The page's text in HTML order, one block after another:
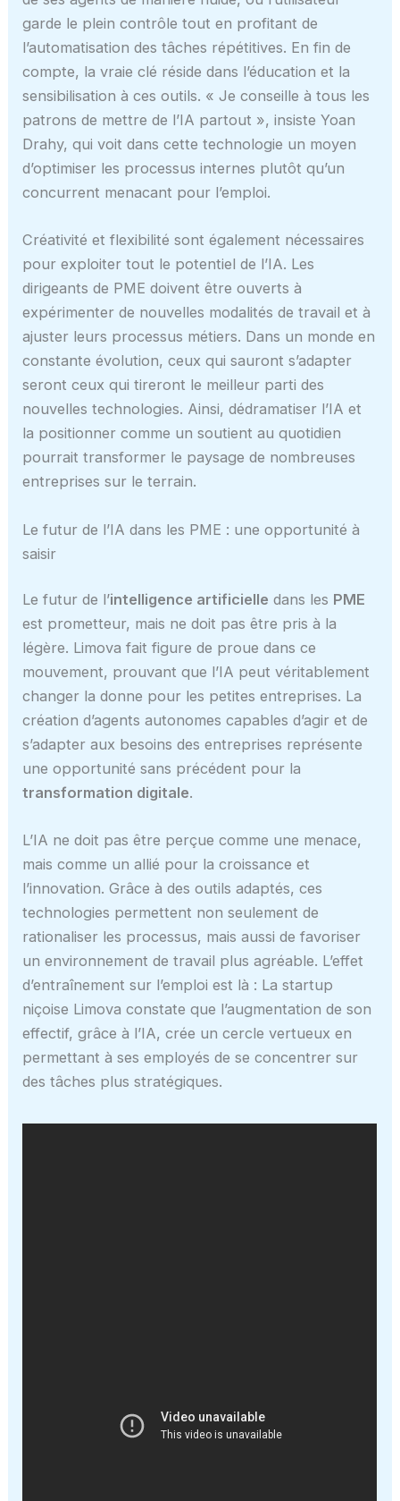
garde le plein contrôle tout en profitant de
l’automatisation des tâches répétitives. En fin de
compte, la vraie clé réside dans l’éducation et la
sensibilisation à ces outils. « Je conseille à tous les
patrons de mettre de l’IA partout », insiste Yoan
Drahy, qui voit dans cette technologie un moyen
d’optimiser les processus internes plutôt qu’un
concurrent menacant pour l’emploi.
Créativité et flexibilité sont également nécessaires
pour exploiter tout le potentiel de l’IA. Les
dirigeants de PME doivent être ouverts à
expérimenter de nouvelles modalités de travail et à
ajuster leurs processus métiers. Dans un monde en
constante évolution, ceux qui sauront s’adapter
seront ceux qui tireront le meilleur parti des
nouvelles technologies. Ainsi, dédramatiser l’IA et
la positionner comme un soutient au quotidien
pourrait transformer le paysage de nombreuses
entreprises sur le terrain.
Le futur de l’IA dans les PME : une opportunité à
saisir
Le futur de l’intelligence artificielle dans les PME
est prometteur, mais ne doit pas être pris à la
légère. Limova fait figure de proue dans ce
mouvement, prouvant que l’IA peut véritablement
changer la donne pour les petites entreprises. La
création d’agents autonomes capables d’agir et de
s’adapter aux besoins des entreprises représente
une opportunité sans précédent pour la
transformation digitale.
L’IA ne doit pas être perçue comme une menace,
mais comme un allié pour la croissance et
l’innovation. Grâce à des outils adaptés, ces
technologies permettent non seulement de
rationaliser les processus, mais aussi de favoriser
un environnement de travail plus agréable. L’effet
d’entraînement sur l’emploi est là : La startup
niçoise Limova constate que l’augmentation de son
effectif, grâce à l’IA, crée un cercle vertueux en
permettant à ses employés de se concentrer sur
des tâches plus stratégiques.